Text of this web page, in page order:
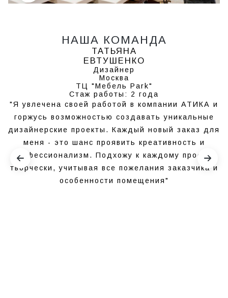
НАША КОМАНДА
ТАТЬЯНА
ЕВТУШЕНКО
Дизайнер
Москва
ТЦ "Мебель Park"
Стаж работы: 2 года
"Я увлечена своей работой в компании АТИКА и
горжусь возможностью создавать уникальные
дизайнерские проекты. Каждый новый заказ для
меня - это шанс проявить креативность и
профессионализм. Подхожу к каждому проекту
творчески, учитывая все пожелания заказчика и
особенности помещения"